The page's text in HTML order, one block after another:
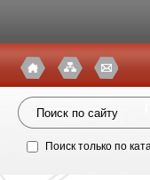
Поиск только по